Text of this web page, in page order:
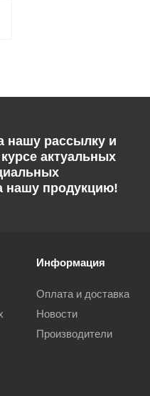
нашу рассылку и
актуальных
нашу продукцию!
Информация
Оплата и доставка
Новости
Производители